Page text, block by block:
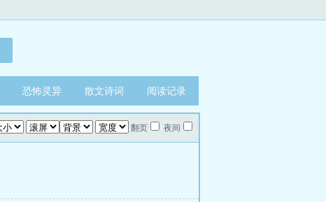
恐怖灵异 散文诗词 阅读记录
翻页 夜间